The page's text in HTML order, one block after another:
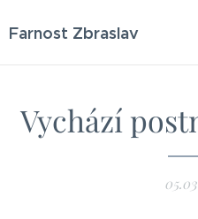
Farnost Zbraslav
Vychází